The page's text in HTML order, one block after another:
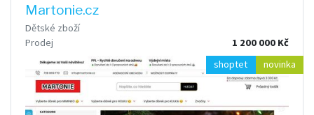
Martonie.cz
Dětské zboží
Prodej
1 200 000 Kč
shoptet
novinka